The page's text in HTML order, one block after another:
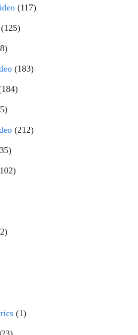
(117)
(125)
(183)
(212)
(1)